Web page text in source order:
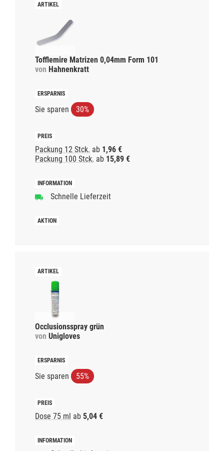
Tofflemire Matrizen 0,04mm Form 101
von Hahnenkratt
Sie sparen 30%
Packung 12 Stck. ab 1,96 €
Packung 100 Stck. ab 15,89 €
Schnelle Lieferzeit
Occlusionsspray grün
von Unigloves
Sie sparen 55%
Dose 75 ml ab 5,04 €